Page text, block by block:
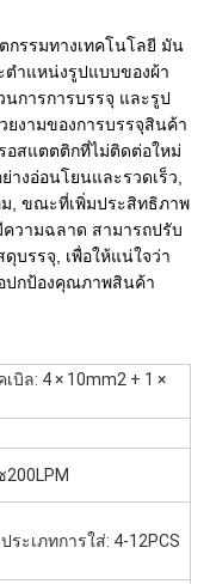
กรรมทางเทคโนโลยี มัน
าแหน่งรูปแบบของผ้า
นการการบรรจุ และรูป
ยงามของการบรรจุสินค้า
อสแตตติกที่ไม่ติดต่อใหม่
งอ่อนโยนและรวดเร็ว,
ม, ขณะที่เพิ่มประสิทธิภาพ
วามฉลาด สามารถปรับ
รรจุ, เพื่อให้แน่ใจว่า
ปกป้องคุณภาพสินค้า
บิล: 4 × 10mm2 + 1 ×
ระเภทการใส่: 4-12PCS